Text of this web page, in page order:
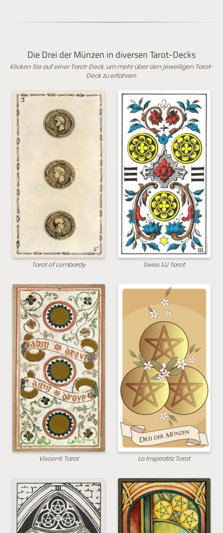
Die Drei der Münzen in diversen Tarot-Decks
Klicken Sie auf einer Tarot-Deck, um mehr über den jeweiligen Tarot-
Deck zu erfahren.
Tarot of Lombardy Swiss 1JJ Tarot
Visconti Tarot La Inspiratriz Tarot